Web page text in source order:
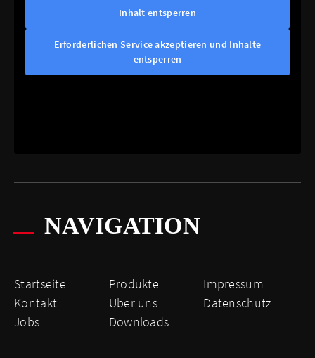
Inhalt entsperren
Erforderlichen Service akzeptieren und Inhalte
entsperren
NAVIGATION
Startseite Produkte
Impressum
Kontakt
Über uns
Datenschutz
Jobs
Downloads